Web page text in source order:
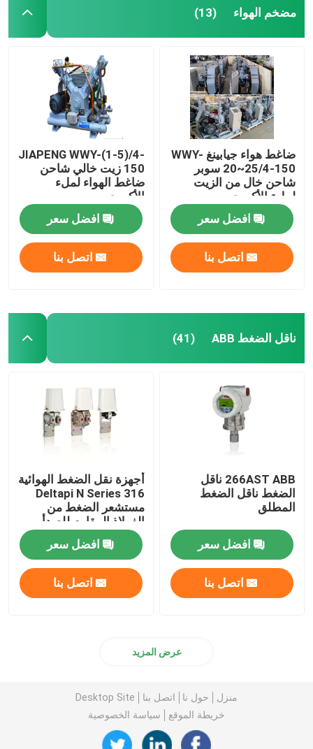
مضخم الهواء (13)
ضاغط هواء جيابينغ WWY-
20~25/4-150 سوبر
شاحن خال من الزيت
لملء الأكسجين
افضل سعر
اتصل بنا
JIAPENG WWY-(1-5)/4-
150 زيت خالي شاحن
ضاغط الهواء لملء
الأكسجين
افضل سعر
اتصل بنا
ناقل الضغط ABB (41)
266AST ABB ناقل
الضغط ناقل الضغط
المطلق
افضل سعر
اتصل بنا
أجهزة نقل الضغط الهوائية
Deltapi N Series 316
مستشعر الضغط من
الفولاذ المقاوم للصدأ
افضل سعر
اتصل بنا
عرض المزيد
منزل حول نا اتصل بنا
Desktop Site
خريطة الموقع
سياسة الخصوصية